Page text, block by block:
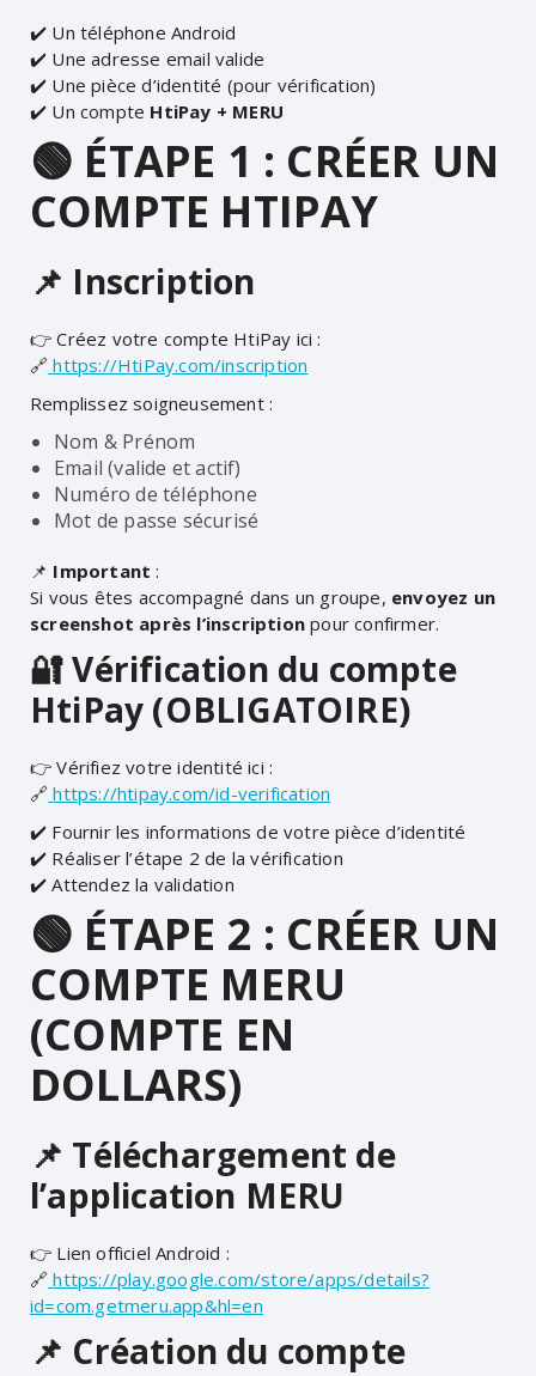
✔️ Un téléphone Android
✔️ Une adresse email valide
✔️ Une pièce d’identité (pour vérification)
✔️ Un compte HtiPay + MERU
🟢 ÉTAPE 1 : CRÉER UN
COMPTE HTIPAY
📌 Inscription
👉 Créez votre compte HtiPay ici :
🔗 https://HtiPay.com/inscription
Remplissez soigneusement :
Nom & Prénom
Email (valide et actif)
Numéro de téléphone
Mot de passe sécurisé
📌 Important :
Si vous êtes accompagné dans un groupe, envoyez un
screenshot après l’inscription pour confirmer.
🔐 Vérification du compte
HtiPay (OBLIGATOIRE)
👉 Vérifiez votre identité ici :
🔗 https://htipay.com/id-verification
✔️ Fournir les informations de votre pièce d’identité
✔️ Réaliser l’étape 2 de la vérification
✔️ Attendez la validation
🟢 ÉTAPE 2 : CRÉER UN
COMPTE MERU
(COMPTE EN
DOLLARS)
📌 Téléchargement de
l’application MERU
👉 Lien officiel Android :
🔗 https://play.google.com/store/apps/details?
id=com.getmeru.app&hl=en
📌 Création du compte